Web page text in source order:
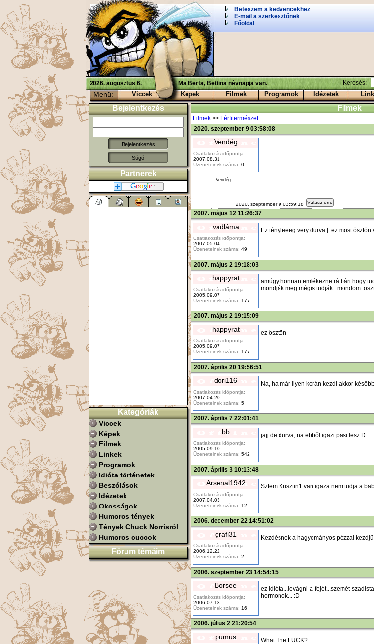
Beteszem a kedvencekhez
E-mail a szerkesztőnek
Főoldal
2026. augusztus 6. Ma Berta, Bettina névnapja van. Keresés:
Menü: Viccek Képek Filmek Programok Idézetek
Bejelentkezés
Súgó
Partnerek
Kategóriák
Viccek
Képek
Filmek
Linkek
Programok
Idióta történetek
Beszólások
Idézetek
Okosságok
Humoros tények
Tények Chuck Norrisról
Humoros cuccok
Fórum témáim
Filmek
Filmek>> Férfitermészet
2020. szeptember 9 03:58:08
Vendég
Csatlakozás időpontja:
2007.08.31
Üzeneteinek száma: 0
Vendég
2020. szeptember 9 03:59:18 Válasz erre
2007. május 12 11:26:37
vadláma
Csatlakozás időpontja:
2007.05.04
Üzeneteinek száma: 49
Ez tényleeeg very durva [: ez most ösztön
2007. május 2 19:18:03
happyrat
Csatlakozás időpontja:
2005.09.07
Üzeneteinek száma: 177
amúgy honnan emlékezne rá bári hogy
mondják meg mégis
2007. május 2 19:15:09
happyrat
Csatlakozás időpontja:
2005.09.07
Üzeneteinek száma: 177
ez ösztön
2007. április 20 19:56:51
dori116
Csatlakozás időpontja:
2007.04.20
Üzeneteinek száma: 5
Na, ha már ilyen korán kezdi akkor
2007. április 7 22:01:41
bb
Csatlakozás időpontja:
2005.09.10
Üzeneteinek száma: 542
jajj de durva, na ebből igazi pasi lesz:D
2007. április 3 10:13:48
Arsenal1942
Csatlakozás időpontja:
2007.04.03
Üzeneteinek száma: 12
Sztem Krisztin1 van igaza nem tudja a
2006. december 22 14:51:02
grafi31
Csatlakozás időpontja:
2006.12.22
Üzeneteinek száma: 2
Kezdésnek a hagyományos pózzal
2006. szeptember 23 14:54:15
Borsee
Csatlakozás időpontja:
2006.07.18
Üzeneteinek száma: 16
ez idióta...levágni a fejét...szemét
hormonok... :D
2006. július 2 21:20:54
pumus What The FUCK?